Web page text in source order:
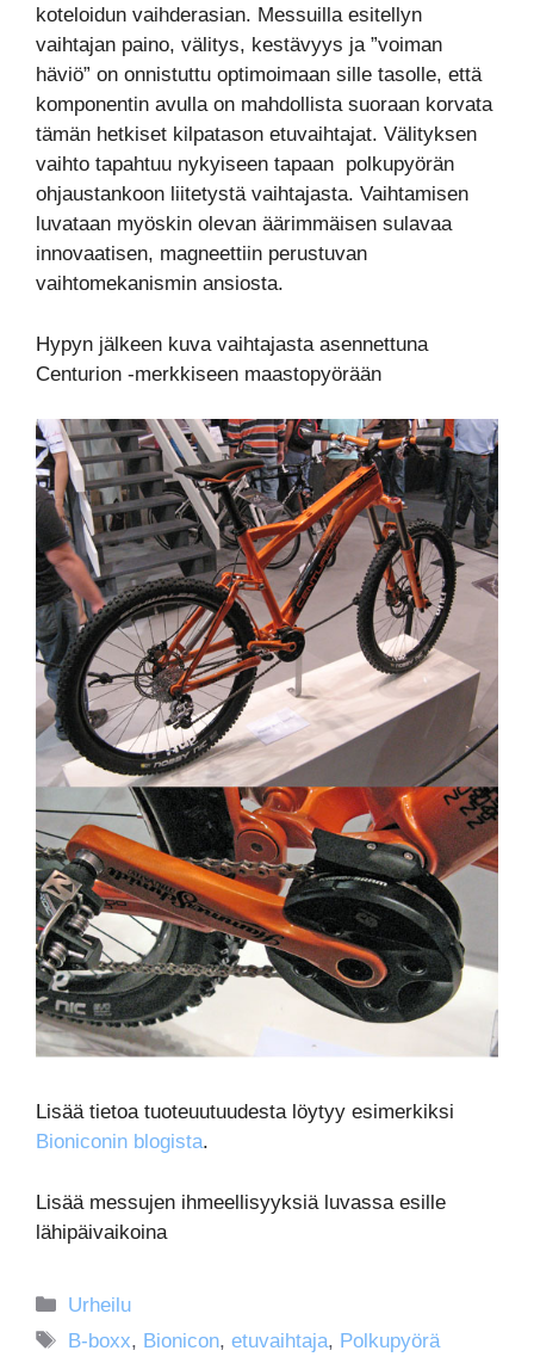
koteloidun vaihderasian. Messuilla esitellyn
vaihtajan paino, välitys, kestävyys ja ”voiman
häviö” on onnistuttu optimoimaan sille tasolle, että
komponentin avulla on mahdollista suoraan korvata
tämän hetkiset kilpatason etuvaihtajat. Välityksen
vaihto tapahtuu nykyiseen tapaan polkupyörän
ohjaustankoon liitetystä vaihtajasta. Vaihtamisen
luvataan myöskin olevan äärimmäisen sulavaa
innovaatisen, magneettiin perustuvan
vaihtomekanismin ansiosta.
Hypyn jälkeen kuva vaihtajasta asennettuna
Centurion -merkkiseen maastopyörään
Lisää tietoa tuoteuutuudesta löytyy esimerkiksi
Bioniconin blogista.
Lisää messujen ihmeellisyyksiä luvassa esille
lähipäivaikoina
Kategoriat
Urheilu
Avainsanat
B-boxx, Bionicon,etuvaihtaja, Polkupyörä